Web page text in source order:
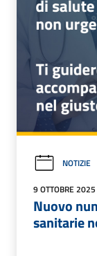
NOTIZIE
9 OTTOBRE 2025
Nuovo
sanitarie